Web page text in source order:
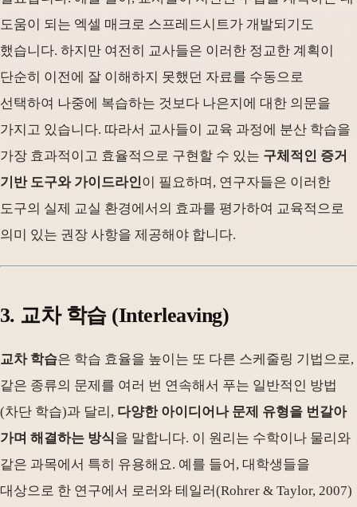
도움이 되는 엑셀 매크로 스프레드시트가 개발되기도
했습니다. 하지만 여전히 교사들은 이러한 정교한 계획이
단순히 이전에 잘 이해하지 못했던 자료를 수동으로
선택하여 나중에 복습하는 것보다 나은지에 대한 의문을
가지고 있습니다. 따라서 교사들이 교육 과정에 분산 학습을
가장 효과적이고 효율적으로 구현할 수 있는 구체적인 증거
기반 도구와 가이드라인이 필요하며, 연구자들은 이러한
도구의 실제 교실 환경에서의 효과를 평가하여 교육적으로
의미 있는 권장 사항을 제공해야 합니다.
3. 교차 학습 (Interleaving)
교차 학습은 학습 효율을 높이는 또 다른 스케줄링 기법으로,
같은 종류의 문제를 여러 번 연속해서 푸는 일반적인 방법
(차단 학습)과 달리, 다양한 아이디어나 문제 유형을 번갈아
가며 해결하는 방식을 말합니다. 이 원리는 수학이나 물리와
같은 과목에서 특히 유용해요. 예를 들어, 대학생들을
대상으로 한 연구에서 로러와 테일러(Rohrer & Taylor, 2007)